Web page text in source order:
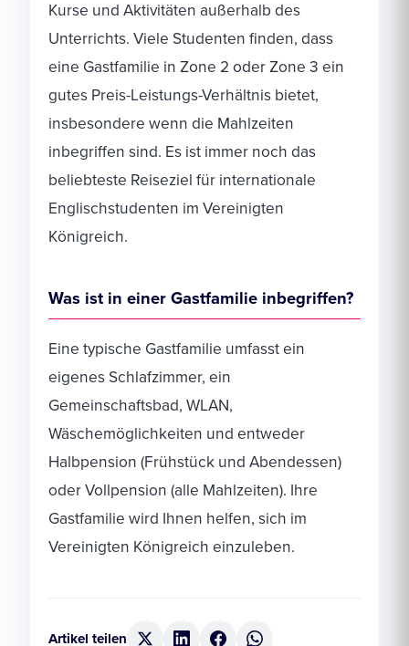
Kurse und Aktivitäten außerhalb des
Unterrichts. Viele Studenten finden, dass
eine Gastfamilie in Zone 2 oder Zone 3 ein
gutes Preis-Leistungs-Verhältnis bietet,
insbesondere wenn die Mahlzeiten
inbegriffen sind. Es ist immer noch das
beliebteste Reiseziel für internationale
Englischstudenten im Vereinigten
Königreich.
Was ist in einer Gastfamilie inbegriffen?
Eine typische Gastfamilie umfasst ein
eigenes Schlafzimmer, ein
Gemeinschaftsbad, WLAN,
Wäschemöglichkeiten und entweder
Halbpension (Frühstück und Abendessen)
oder Vollpension (alle Mahlzeiten). Ihre
Gastfamilie wird Ihnen helfen, sich im
Vereinigten Königreich einzuleben.
Artikel teilen